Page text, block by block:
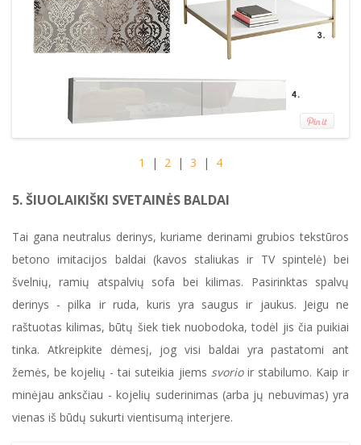
1 | 2 | 3 | 4
5. ŠIUOLAIKIŠKI SVETAINĖS BALDAI
Tai gana neutralus derinys, kuriame derinami grubios tekstūros
betono imitacijos baldai (kavos staliukas ir TV spintelė) bei
švelnių, ramių atspalvių sofa bei kilimas. Pasirinktas spalvų
derinys - pilka ir ruda, kuris yra saugus ir jaukus. Jeigu ne
raštuotas kilimas, būtų šiek tiek nuobodoka, todėl jis čia puikiai
tinka. Atkreipkite dėmesį, jog visi baldai yra pastatomi ant
žemės, be kojelių - tai suteikia jiems svorio ir stabilumo. Kaip ir
minėjau anksčiau - kojelių suderinimas (arba jų nebuvimas) yra
vienas iš būdų sukurti vientisumą interjere.